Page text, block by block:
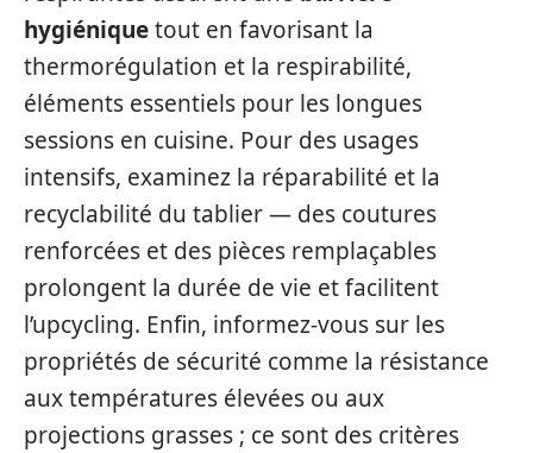
hygiéniquetout en favorisant la
thermorégulation et la respirabilité,
éléments essentiels pour les longues
sessions en cuisine. Pour des usages
intensifs, examinez la réparabilité et la
recyclabilité du tablier — des coutures
renforcées et des pièces remplaçables
prolongent la durée de vie et facilitent
l’upcycling. Enfin, informez‑vous sur les
propriétés de sécurité comme la résistance
aux températures élevées ou aux
projections grasses ; ce sont des critères